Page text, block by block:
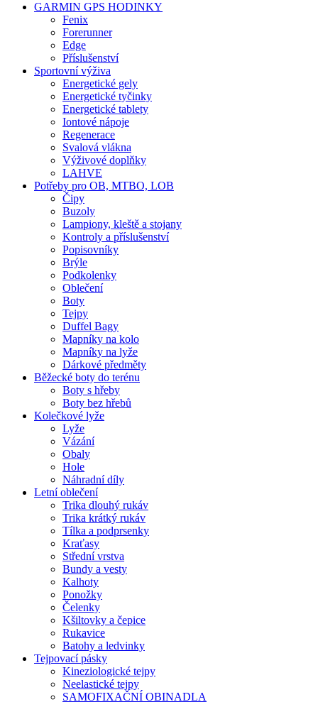
GARMIN GPS HODINKY
Fenix
Forerunner
Edge
Příslušenství
Sportovní výživa
Energetické gely
Energetické tyčinky
Energetické tablety
Iontové nápoje
Regenerace
Svalová vlákna
Výživové doplňky
LAHVE
Potřeby pro OB, MTBO, LOB
Čipy
Buzoly
Lampiony, kleště a stojany
Kontroly a příslušenství
Popisovníky
Brýle
Podkolenky
Oblečení
Boty
Tejpy
Duffel Bagy
Mapníky na kolo
Mapníky na lyže
Dárkové předměty
Běžecké boty do terénu
Boty s hřeby
Boty bez hřebů
Kolečkové lyže
Lyže
Vázání
Obaly
Hole
Náhradní díly
Letní oblečení
Trika dlouhý rukáv
Trika krátký rukáv
Tílka a podprsenky
Kraťasy
Střední vrstva
Bundy a vesty
Kalhoty
Ponožky
Čelenky
Kšiltovky a čepice
Rukavice
Batohy a ledvinky
Tejpovací pásky
Kineziologické tejpy
Neelastické tejpy
SAMOFIXAČNÍ OBINADLA